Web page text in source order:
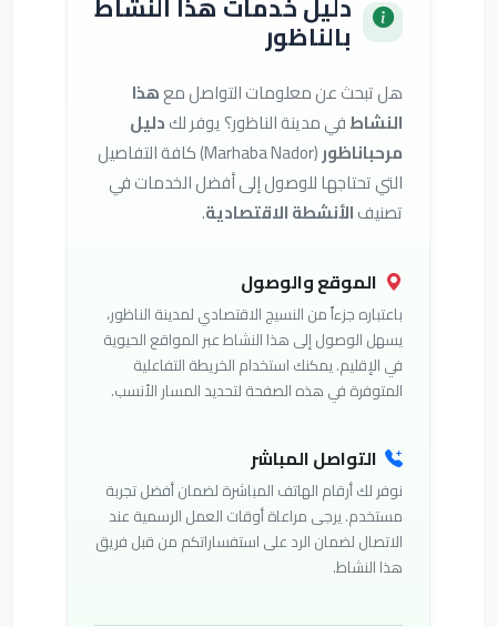
بالناظور
هل تبحث عن معلومات التواصل معهذا
النشاطفي مدينة الناظور؟ يوفر لكدليل
مرحباناظور
(Marhaba Nador) كافة التفاصيل
التي تحتاجها للوصول إلى أفضل الخدمات في
تصنيفالأنشطة الاقتصادية.
الموقع والوصول
باعتباره جزءاً من النسيج الاقتصادي لمدينة الناظور،
يسهل الوصول إلى هذا النشاط عبر المواقع الحيوية
في الإقليم. يمكنك استخدام الخريطة التفاعلية
المتوفرة في هذه الصفحة لتحديد المسار الأنسب.
التواصل المباشر
نوفر لك أرقام الهاتف المباشرة لضمان أفضل تجربة
مستخدم. يرجى مراعاة أوقات العمل الرسمية عند
الاتصال لضمان الرد على استفساراتكم من قبل فريق
هذا النشاط.